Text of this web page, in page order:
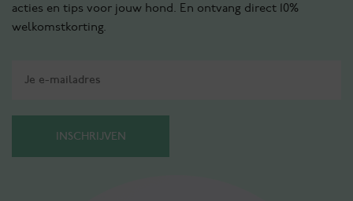
acties en tips voor jouw hond. En ontvang direct 10%
welkomstkorting.